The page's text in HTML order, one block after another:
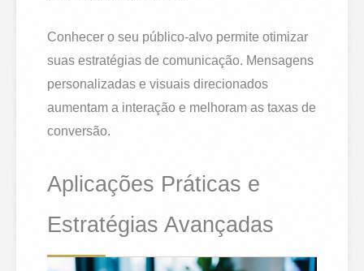
Conhecer o seu público-alvo permite otimizar
suas estratégias de comunicação. Mensagens
personalizadas e visuais direcionados
aumentam a interação e melhoram as taxas de
conversão.
Aplicações Práticas e
Estratégias Avançadas